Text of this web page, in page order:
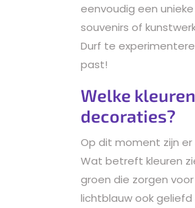
eenvoudig een
souvenirs of
Durf te
past!
Welke
decoraties?
Op dit moment zijn er
Wat betreft kleuren
groen die zorgen
lichtblauw ook